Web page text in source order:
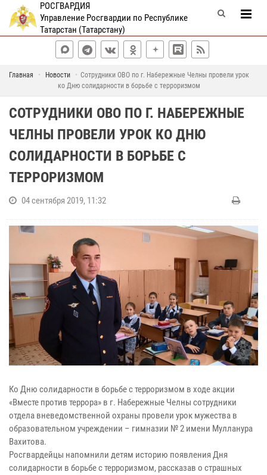
РОСГВАРДИЯ
Управление Росгвардии по Республике
Татарстан (Татарстану)
Главная Новости
Сотрудники ОВО по г. Набережные Челны провели урок
ко Дню солидарности в борьбе с терроризмом
СОТРУДНИКИ ОВО ПО Г. НАБЕРЕЖНЫЕ
ЧЕЛНЫ ПРОВЕЛИ УРОК КО ДНЮ
СОЛИДАРНОСТИ В БОРЬБЕ С
ТЕРРОРИЗМОМ
04 сентября 2019, 11:32
Ко Дню солидарности в борьбе с терроризмом в ходе акции
«Вместе против террора» в г. Набережные Челны сотрудники
отдела вневедомственной охраны провели урок мужества в
образовательном учреждении – гимназии № 2 имени Мулланура
Вахитова.
Росгвардейцы напомнили детям историю появления Дня
солидарности в борьбе с терроризмом, рассказав о страшных